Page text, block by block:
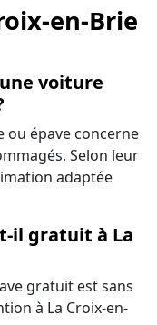
en-Brie
voiture
ou épave concerne
Selon leur
adaptée
il gratuit à La
gratuit est sans
à La Croix-en-